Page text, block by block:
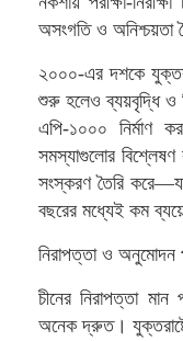
অসংগতি ও অনিশ্চয়তা
২০০০-এর দশকে
শুরু হলেও ব্যয়বৃদ্ধি ও
এপি-১০০০ নির্মাণ
সমস্যাগুলোর
সংস্করণ তৈরি
বছরের মধ্যেই কম
নিরাপত্তা ও অনুমোদন
চীনের নিরাপত্তা
অনেক দ্রুত।